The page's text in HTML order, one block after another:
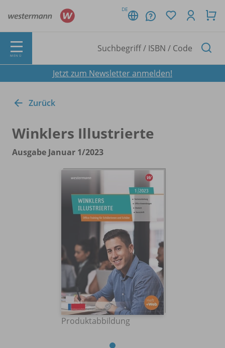
DE
MENÜ
Jetzt zum Newsletter anmelden!
Zurück
Winklers Illustrierte
Ausgabe Januar 1/2023
Produktabbildung